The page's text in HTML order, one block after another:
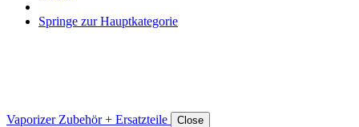
Springe zur Hauptkategorie
Vaporizer Zubehör + Ersatzteile Close